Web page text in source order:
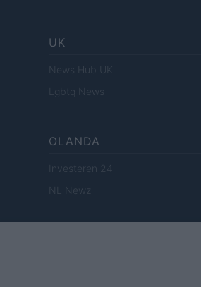
UK
News Hub UK
Lgbtq News
OLANDA
Investeren 24
NL Newz